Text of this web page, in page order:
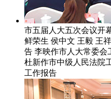
市五届人大五次会议开
鲜荣生 侯中文 王毅 王
告 李映作市人大常委会
杜新作市中级人民法院
工作报告